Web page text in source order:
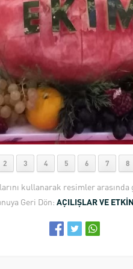
2 3 4 5 6 7 8
kullanarak resimler
Geri Dön: AÇILIŞLAR VE